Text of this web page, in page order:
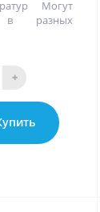
Могут
в разных
+